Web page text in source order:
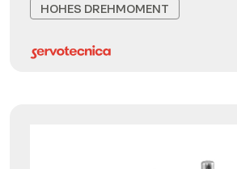
HOHES DREHMOMENT